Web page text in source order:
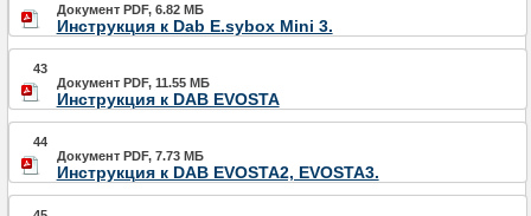
Документ PDF, 6.82 МБ
Инструкция к Dab E.sybox Mini 3.
43
Документ PDF, 11.55 МБ
Инструкция к DAB EVOSTA
44
Документ PDF, 7.73 МБ
Инструкция к DAB EVOSTA2, EVOSTA3.